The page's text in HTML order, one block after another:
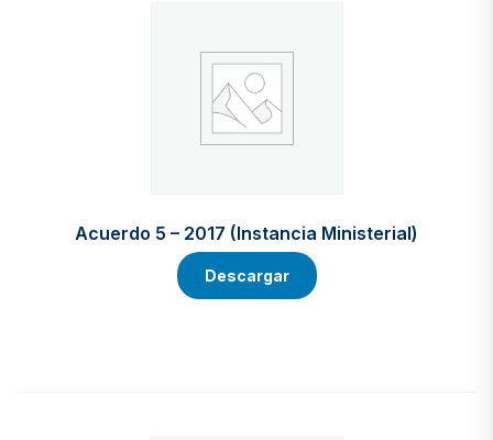
Acuerdo 5 – 2017 (Instancia Ministerial)
Descargar